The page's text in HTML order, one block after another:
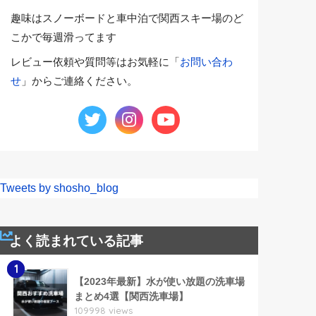
趣味はスノーボードと車中泊で関西スキー場のど
こかで毎週滑ってます
レビュー依頼や質問等はお気軽に「 お問い合わ
せ 」からご連絡ください。
Tweets by shosho_blog
よく読まれている記事
1
【2023年最新】水が使い放題の洗車場
まとめ4選【関西洗車場】
109998 views